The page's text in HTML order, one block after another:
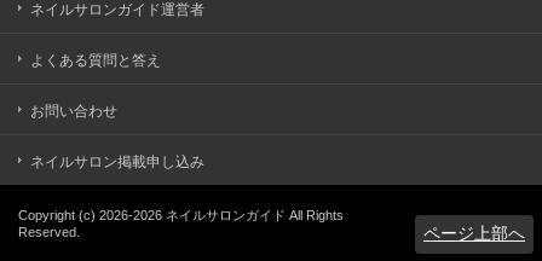
ページ上部へ
ネイルサロンガイド運営者
よくある質問と答え
お問い合わせ
ネイルサロン掲載申し込み
Copyright (c) 2026-2026 ネイルサロンガイド All Rights
Reserved.